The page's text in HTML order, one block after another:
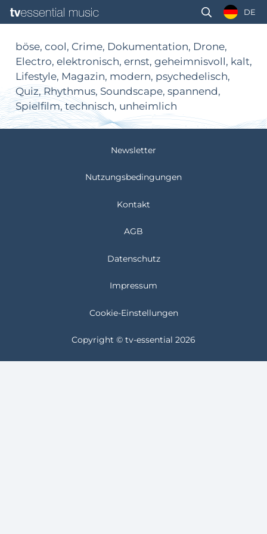
DE
böse, cool, Crime, Dokumentation, Drone,
Electro, elektronisch, ernst, geheimnisvoll, kalt,
Lifestyle, Magazin, modern, psychedelisch,
Quiz, Rhythmus, Soundscape, spannend,
Spielfilm, technisch, unheimlich
Newsletter
Nutzungsbedingungen
Kontakt
AGB
Datenschutz
Impressum
Cookie-Einstellungen
Copyright © tv-essential 2026